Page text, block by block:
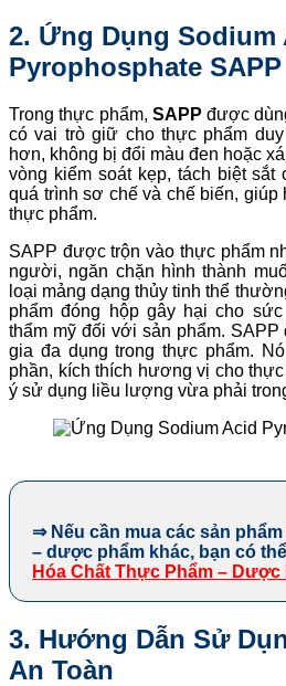
2. Ứng Dụng Sodium
Pyrophosphate SAPP
Trong thực phẩm, SAPP được
có vai trò giữ cho thực phẩm
hơn, không bị đổi màu đen hoặc
vòng kiểm soát kẹp, tách biệt sắt
quá trình sơ chế và chế biến, giúp
thực phẩm.
SAPP được trộn vào thực phẩm
người, ngăn chặn hình thành
loại mảng dạng thủy tinh thể
phẩm đóng hộp gây hại cho
thẩm mỹ đối với sản phẩm. SAPP
gia đa dụng trong thực phẩm.
phần, kích thích hương vị cho
ý sử dụng liều lượng vừa phải
⇒ Nếu cần mua các sản
– dược phẩm khác, bạn có
Hóa Chất Thực Phẩm – Dược
3. Hướng Dẫn Sử
An Toàn